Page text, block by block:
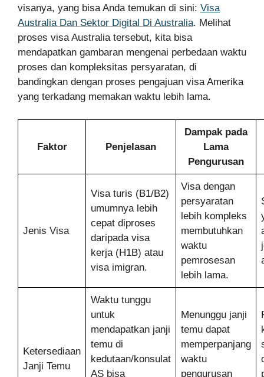
visanya, yang bisa Anda temukan di sini: Visa
Australia Dan Sektor Digital Di Australia. Melihat
proses visa Australia tersebut, kita bisa
mendapatkan gambaran mengenai perbedaan waktu
proses dan kompleksitas persyaratan, di
bandingkan dengan proses pengajuan visa Amerika
yang terkadang memakan waktu lebih lama.
Faktor Penjelasan
Dampak pada
Lama
Pengurusan
Jenis Visa
Visa turis (B1/B2)
umumnya lebih
cepat diproses
daripada visa
kerja (H1B) atau
visa imigran.
Visa dengan
persyaratan
lebih kompleks
membutuhkan
waktu
pemrosesan
lebih lama.
Ketersediaan
Janji Temu
Waktu tunggu
untuk
mendapatkan janji
temu di
kedutaan/konsulat
AS bisa
Menunggu janji
temu dapat
memperpanjang
waktu
pengurusan